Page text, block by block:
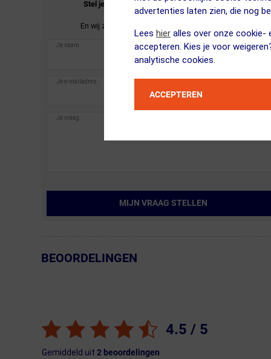
advertenties laten zien, die nog
Lees hier alles over onze cookie-
accepteren. Kies je voor
analytische cookies.
ACCEPTEREN
Stel je vraag over de FYTS
Thermo Ondershirt
Lange Mouwen Dames 2-Pack.
En wij zullen je zo spoedig mogelijk antwoorden.
MIJN VRAAG STELLEN
← Terug naar productnavigatie
BEOORDELINGEN
4.5 / 5
Gemiddeld uit 2 beoordelingen